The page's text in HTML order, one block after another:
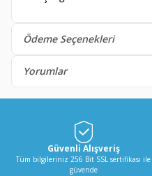
Ödeme Seçenekleri
Yorumlar
Güvenli Alışveriş
Tüm bilgileriniz 256 Bit SSL sertifikası ile
güvende